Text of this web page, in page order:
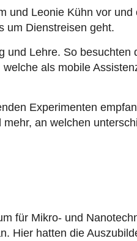
und Leonie Kühn vor und
um Dienstreisen geht.
und Lehre. So besuchten
als mobile
Experimenten
an welchen
für Mikro- und
Hier hatten die